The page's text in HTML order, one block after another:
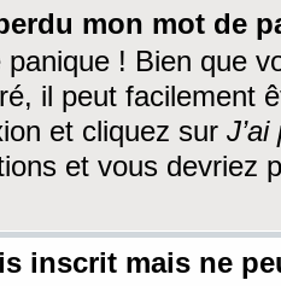
mon mot de
panique ! Bien que
il peut facilement
et cliquez sur
et vous devriez
inscrit mais ne